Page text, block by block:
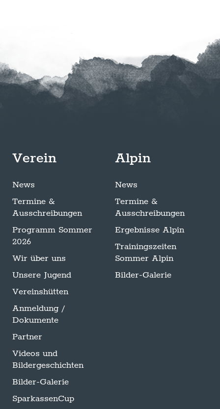
Verein
News
Termine &
Ausschreibungen
Programm Sommer
2026
Wir über uns
Unsere Jugend
Vereinshütten
Anmeldung /
Dokumente
Partner
Videos und
Bildergeschichten
Bilder-Galerie
SparkassenCup
Alpin
News
Termine &
Ausschreibungen
Ergebnisse Alpin
Trainingszeiten
Sommer Alpin
Bilder-Galerie